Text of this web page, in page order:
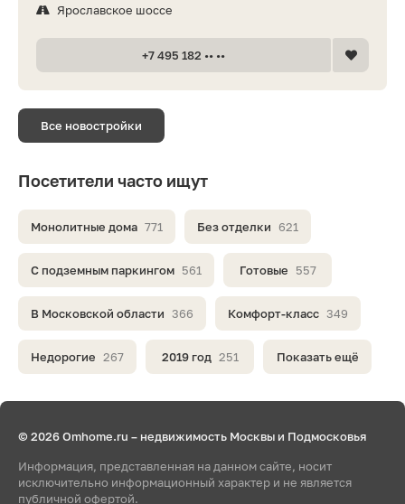
Ярославское шоссе
+7 495 182 •• ••
Все новостройки
Посетители часто ищут
Монолитные дома 771 Без отделки 621
С подземным паркингом 561 Готовые 557
В Московской области 366 Комфорт-класс 349
Недорогие 267 2019 год 251 Показать ещё
© 2026 Omhome.ru – недвижимость Москвы и Подмосковья
Информация, представленная на данном сайте, носит
исключительно информационный характер и не является
публичной офертой.